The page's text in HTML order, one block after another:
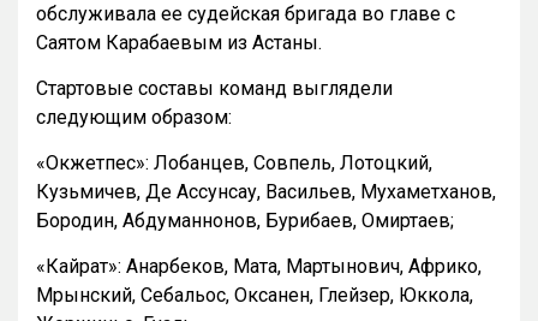
обслуживала ее судейская бригада во главе с
Саятом Карабаевым из Астаны.
Стартовые составы команд выглядели
следующим образом:
«Окжетпес»: Лобанцев, Совпель, Лотоцкий,
Кузьмичев, Де Ассунсау, Васильев, Мухаметханов,
Бородин, Абдуманнонов, Бурибаев, Омиртаев;
«Кайрат»: Анарбеков, Мата, Мартынович, Африко,
Mрынский, Себальос, Оксанен, Глейзер, Юккола,